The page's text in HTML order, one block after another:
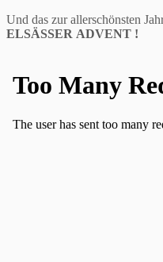
Und das zur allerschönsten
ELSÄSSER ADVENT !